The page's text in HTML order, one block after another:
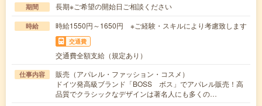
期間 長期※ご希望の開始日ご相談ください
時給 時給1550円～1650円 ※ご経験・スキルにより考慮致します
交通費
交通費全額支給（規定あり）
仕事内容
販売（アパレル・ファッション・コスメ）
ドイツ発高級ブランド「BOSS ボス」でアパレル販売！高
品質でクラシックなデザインは著名人にも多くの…